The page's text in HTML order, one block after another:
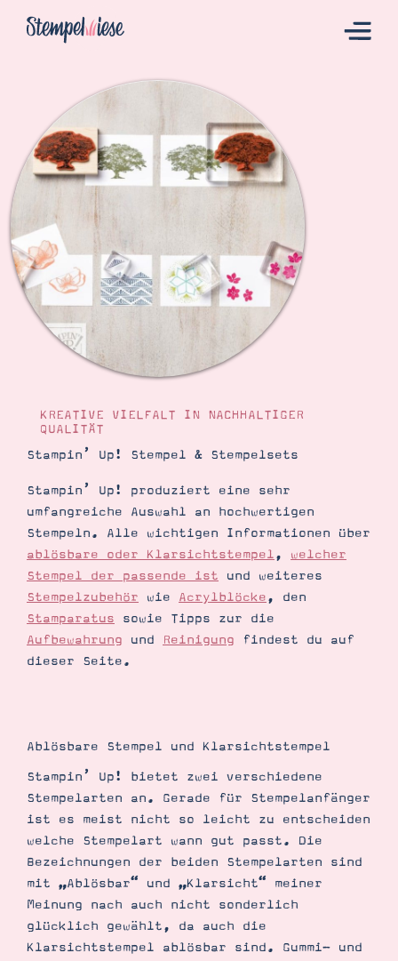
Hier Starten
Katalog
Bestellen
Kontakt
Demonstrator werden
Blog
Gutscheine
Produkte erklärt
Über Stampin’ Up!
Tipps & Tricks
Ordnungstipps
KREATIVE VIELFALT IN NACHHALTIGER
QUALITÄT
Stampin’ Up! Stempel & Stempelsets
Stampin’ Up! produziert eine sehr
umfangreiche Auswahl an hochwertigen
Stempeln. Alle wichtigen Informationen über
ablösbare oder Klarsichtstempel, welcher
Stempel der passende ist und weiteres
Stempelzubehör wie Acrylblöcke, den
Stamparatus sowie Tipps zur die
Aufbewahrung und Reinigung findest du auf
dieser Seite.
Ablösbare Stempel und Klarsichtstempel
Stampin’ Up! bietet zwei verschiedene
Stempelarten an. Gerade für Stempelanfänger
ist es meist nicht so leicht zu entscheiden
welche Stempelart wann gut passt. Die
Bezeichnungen der beiden Stempelarten sind
mit „Ablösbar“ und „Klarsicht“ meiner
Meinung nach auch nicht sonderlich
glücklich gewählt, da auch die
Klarsichtstempel ablösbar sind. Gummi- und